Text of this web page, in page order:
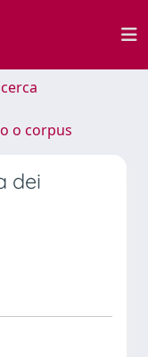
o corpus
dei